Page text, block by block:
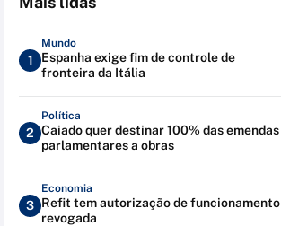
1
Mundo
Espanha exige fim de controle de
fronteira da Itália
2
Política
Caiado quer destinar 100% das emendas
parlamentares a obras
3
Economia
Refit tem autorização de funcionamento
revogada